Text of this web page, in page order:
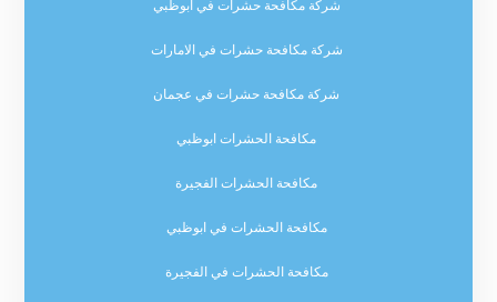
شركة مكافحة حشرات في ابوظبي
شركة مكافحة حشرات في الامارات
شركة مكافحة حشرات في عجمان
مكافحة الحشرات ابوظبي
مكافحة الحشرات الفجيرة
مكافحة الحشرات في ابوظبي
مكافحة الحشرات في الفجيرة